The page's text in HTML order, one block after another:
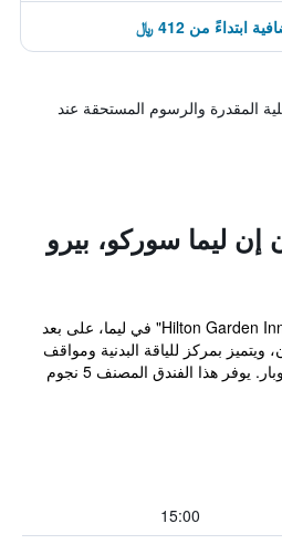
المقدرة والرسوم المستحقة عند
ليما سوركو، بيرو
يقع مكان إقامة "Hilton Garden Inn Lima Surco" في ليما، على بعد
ويتميز بمركز للياقة البدنية ومواقف
خاصة للسيارات مجاناً ومطعم وبار. يوفر هذا الفندق المصنف 5 نجوم
15:00